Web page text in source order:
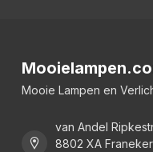
Mooie Lampen en
van Andel
8802 XA Franeker